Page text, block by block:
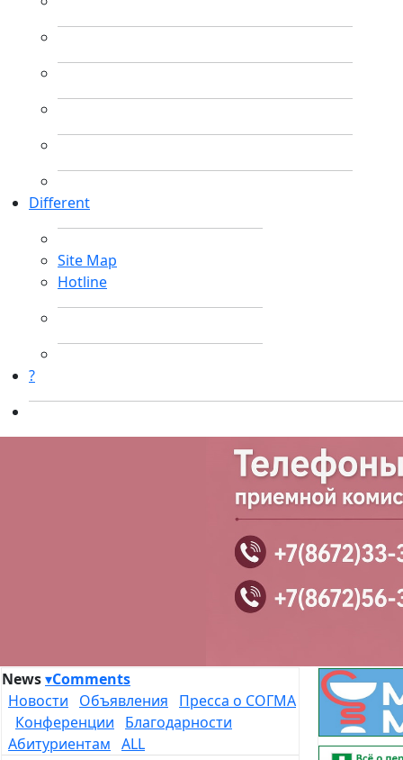
Different
Site Map
Hotline
?
News▾Comments
Новости
Объявления
Пресса о СОГМА
Конференции
Благодарности
Абитуриентам ALL